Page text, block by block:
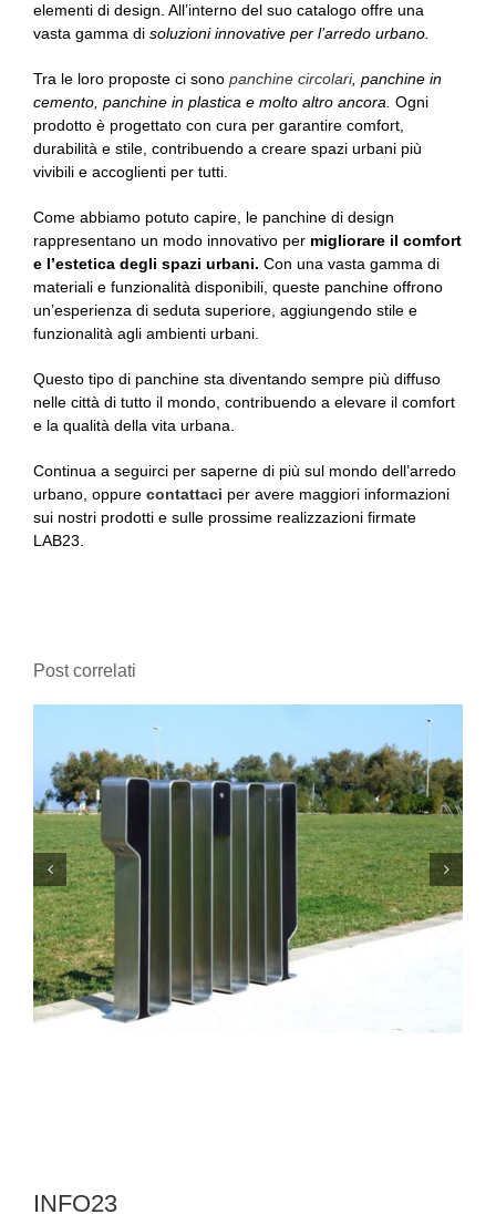
elementi di design. All’interno del suo catalogo offre una
vasta gamma di soluzioni innovative per l’arredo urbano.
Tra le loro proposte ci sono panchine circolari, panchine in
cemento, panchine in plastica e molto altro ancora. Ogni
prodotto è progettato con cura per garantire comfort,
durabilità e stile, contribuendo a creare spazi urbani più
vivibili e accoglienti per tutti.
Come abbiamo potuto capire, le panchine di design
rappresentano un modo innovativo per migliorare il comfort
e l’estetica degli spazi urbani. Con una vasta gamma di
materiali e funzionalità disponibili, queste panchine offrono
un’esperienza di seduta superiore, aggiungendo stile e
funzionalità agli ambienti urbani.
Questo tipo di panchine sta diventando sempre più diffuso
nelle città di tutto il mondo, contribuendo a elevare il comfort
e la qualità della vita urbana.
Continua a seguirci per saperne di più sul mondo dell’arredo
urbano, oppure contattaci per avere maggiori informazioni
sui nostri prodotti e sulle prossime realizzazioni firmate
LAB23.
Post correlati
INFO23